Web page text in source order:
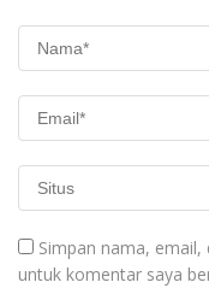
Simpan nama,
untuk komentar saya